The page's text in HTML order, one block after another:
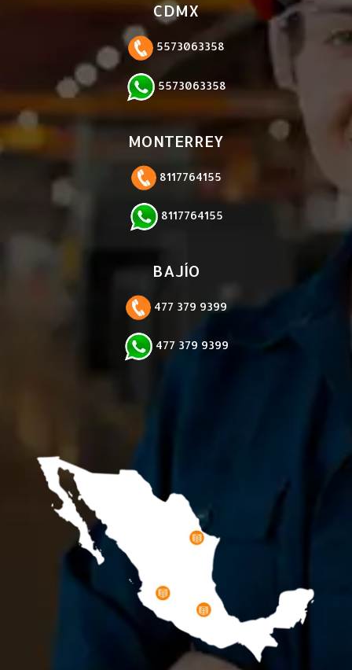
CDMX
5573063358
5573063358
MONTERREY
8117764155
8117764155
BAJÍO
477 379 9399
477 379 9399